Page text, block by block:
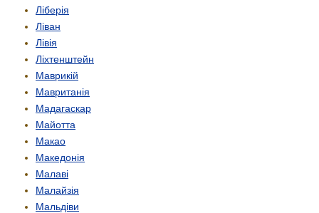
Ліберія
Ліван
Лівія
Ліхтенштейн
Маврикій
Мавританія
Мадагаскар
Майотта
Макао
Македонія
Малаві
Малайзія
Мальдіви